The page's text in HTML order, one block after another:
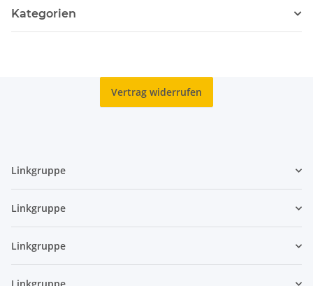
Kategorien
Vertrag widerrufen
Linkgruppe
Linkgruppe
Linkgruppe